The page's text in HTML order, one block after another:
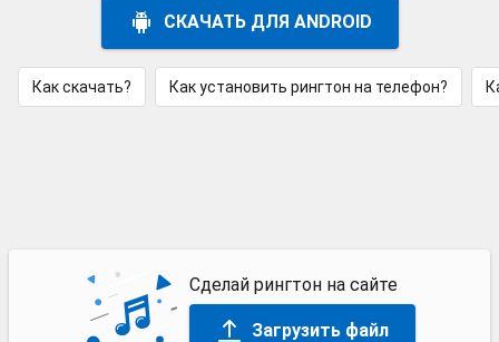
СКАЧАТЬ ДЛЯ ANDROID
Как скачать? Как установить рингтон на телефон?
Сделай рингтон на сайте
Загрузить файл